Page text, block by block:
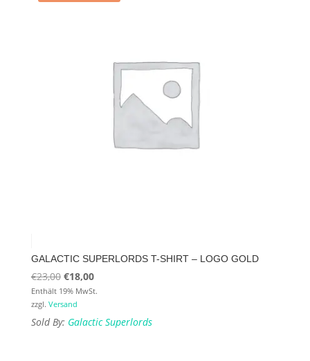
GALACTIC SUPERLORDS T-SHIRT – LOGO GOLD
€23,00 Ursprünglicher
Preis
war:
€23,00
€18,00Aktueller
Preis
€18,00.
Enthält 19% MwSt.
zzgl. Versand
Sold By: Galactic Superlords